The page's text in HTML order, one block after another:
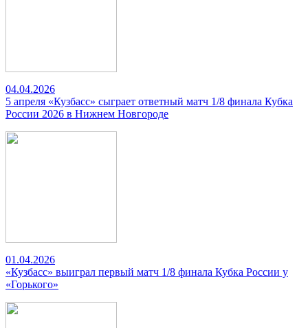
04.04.2026
5 апреля «Кузбасс» сыграет ответный матч 1/8 финала Кубка
России 2026 в Нижнем Новгороде
01.04.2026
«Кузбасс» выиграл первый матч 1/8 финала Кубка России у
«Горького»